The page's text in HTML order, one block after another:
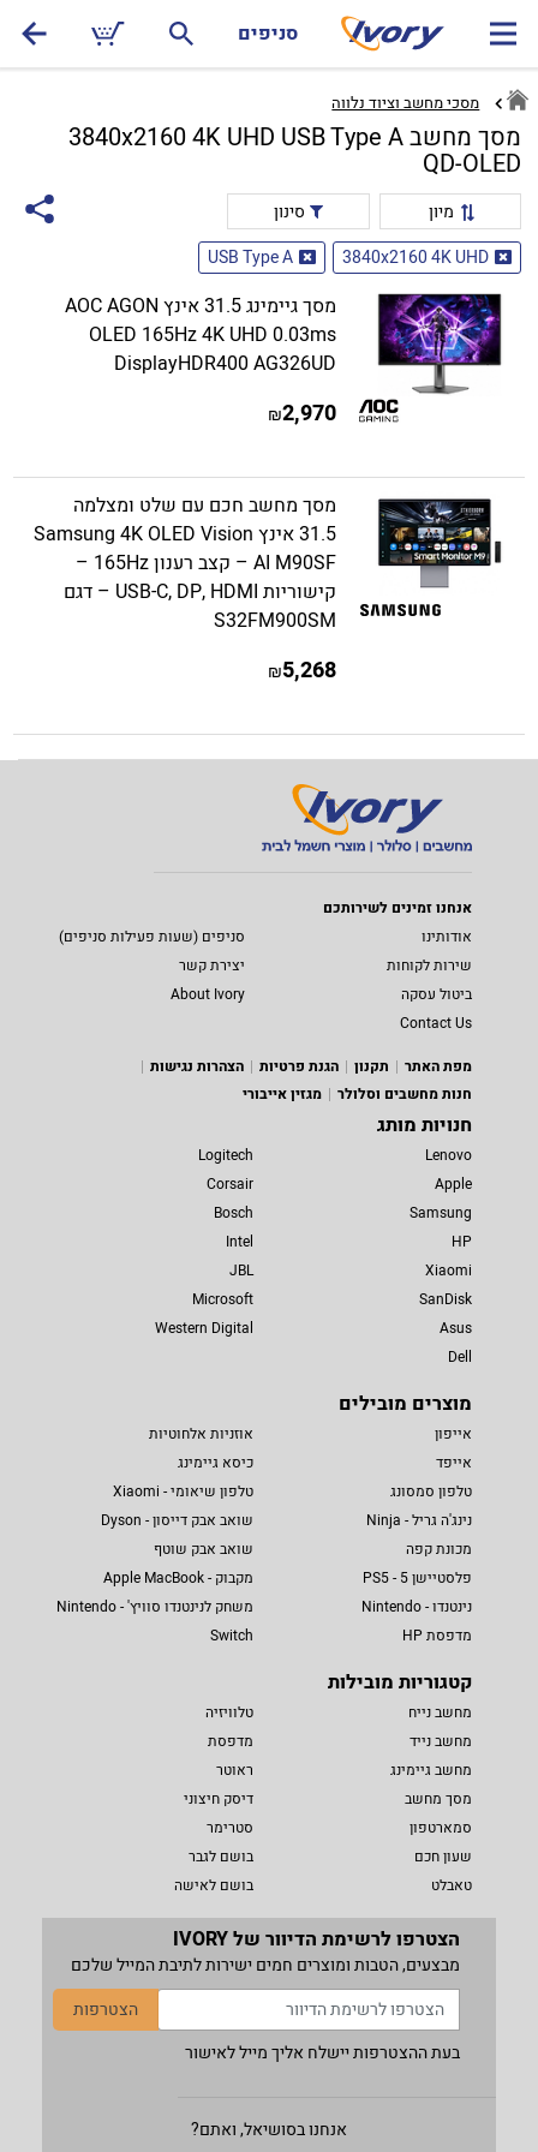
סניפים
מסכי מחשב וציוד נלווה
מסך מחשב 3840x2160 4K UHD USB Type A
QD-OLED
מיון
סינון
3840x2160 4K UHD
USB Type A
מסך גיימינג 31.5 אינץ AOC AGON
OLED 165Hz 4K UHD 0.03ms
DisplayHDR400 AG326UD
2,970
₪
מסך מחשב חכם עם שלט ומצלמה
31.5 אינץ Samsung 4K OLED Vision
AI M90SF – קצב רענון 165Hz –
קישוריות USB-C, DP, HDMI – דגם
S32FM900SM
5,268
₪
אנחנו זמינים לשירותכם
אודותינו
סניפים (שעות פעילות סניפים)
שירות לקוחות
יצירת קשר
ביטול עסקה
About Ivory
Contact Us
מפת האתר
תקנון הגנת פרטיות
הצהרות נגישות
חנות מחשבים וסלולר
מגזין אייבורי
חנויות מותג
Lenovo
Apple
Samsung
HP
Xiaomi
SanDisk
Asus
Dell
Logitech
Corsair
Bosch
Intel
JBL
Microsoft
Western Digital
מוצרים מובילים
אייפון
אייפד
טלפון סמסונג
נינג'ה גריל - Ninja
מכונת קפה
פלסטיישן 5 - PS5
נינטנדו - Nintendo
מדפסת HP
אוזניות אלחוטיות
כיסא גיימינג
טלפון שיאומי - Xiaomi
שואב אבק דייסון - Dyson
שואב אבק שוטף
מקבוק - Apple MacBook
משחק לנינטנדו סוויץ' - Nintendo
Switch
קטגוריות מובילות
מחשב נייח
מחשב נייד
מחשב גיימינג
מסך מחשב
סמארטפון
שעון חכם
טאבלט
טלוויזיה
מדפסת
ראוטר
דיסק חיצוני
סטרימר
בושם לגבר
בושם לאישה
הצטרפו לרשימת הדיוור של IVORY
מבצעים, הטבות ומוצרים חמים ישירות לתיבת המייל שלכם
הצטרפות
בעת ההצטרפות יישלח אליך מייל לאישור
אנחנו בסושיאל, ואתם?